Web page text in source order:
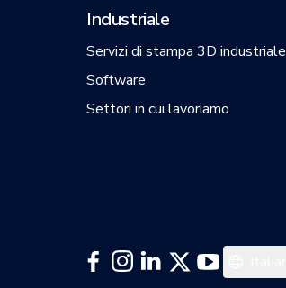
Industriale
Servizi di stampa 3D industriale
Software
Settori in cui lavoriamo